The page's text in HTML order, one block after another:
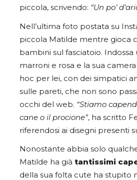
piccola, scrivendo: “Un po’
Nell’ultima foto postata su
piccola Matilde mentre gioca
bambini sul fasciatoio.
marroni e rosa e la sua
hoc per lei, con dei simpatici
sulle pareti, che non sono
occhi del web. “Stiamo
cane o il procione”, ha scritto
riferendosi ai disegni presenti
Nonostante abbia solo
Matilde ha già tantissimi
della sua folta cute ha stupito